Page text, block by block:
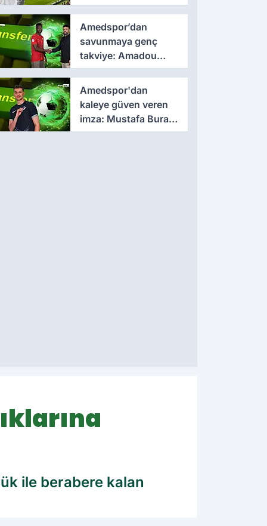
imza için Türkiye'ye
geldi
Amedspor’dan
savunmaya genç
takviye: Amadou
Cissé ile 3 yıllık
sözleşme
Amedspor'dan
kaleye güven veren
imza: Mustafa Burak
Bozan resmen
ile berabere kalan